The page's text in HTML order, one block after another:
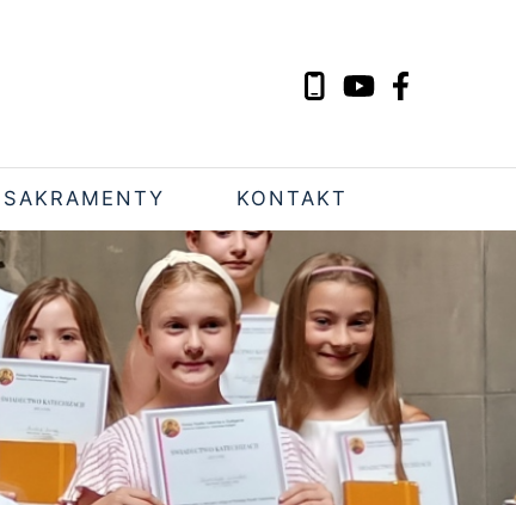
SAKRAMENTY KONTAKT